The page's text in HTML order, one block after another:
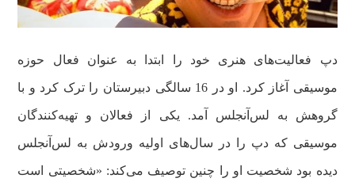
دپ فعالیت‌های هنری خود را ابتدا به عنوان فعال حوزه
موسیقی آغاز کرد. او در 16 سالگی دبیرستان را ترک کرد و با
گروهش به لس‌آنجلس آمد. یکی از فعالان و تهیه‌کنندگان
موسیقی که دپ را در سال‌های اولیه ورودش به لس‌آنجلس
دیده بود شخصیت او را چنین توصیف می‌کند: «شخصیتی است